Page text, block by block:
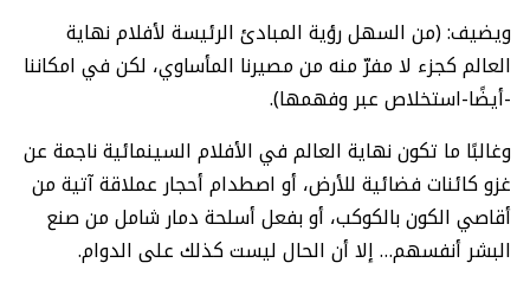
ويضيف: (من السهل رؤية المبادئ الرئيسة لأفلام نهاية
العالم كجزء لا مفرّ منه من مصيرنا المأساوي، لكن في امكاننا
-أيضًا-استخلاص عبر وفهمها).
وغالبًا ما تكون نهاية العالم في الأفلام السينمائية ناجمة عن
غزو كائنات فضائية للأرض، أو اصطدام أحجار عملاقة آتية من
أقاصي الكون بالكوكب، أو بفعل أسلحة دمار شامل من صنع
البشر أنفسهم… إلا أن الحال ليست كذلك على الدوام.